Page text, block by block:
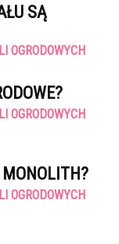
SĄ
OGRODOWYCH
OGRODOWYCH
OGRODOWYCH